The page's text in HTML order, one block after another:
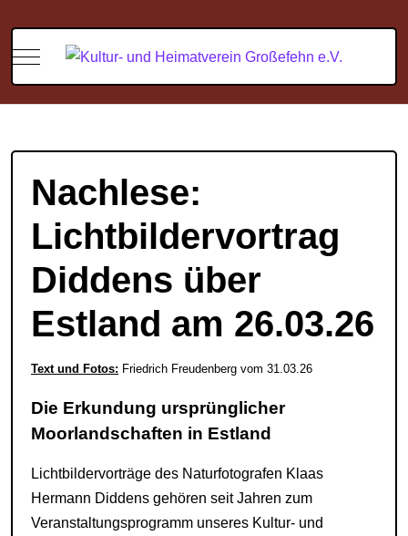
Mobile Menu Toggle
Nachlese:
Lichtbildervortrag
Diddens über
Estland am 26.03.26
Text und Fotos: Friedrich Freudenberg vom 31.03.26
Die Erkundung ursprünglicher
Moorlandschaften in Estland
Lichtbildervorträge des Naturfotografen Klaas
Hermann Diddens gehören seit Jahren zum
Veranstaltungsprogramm unseres Kultur- und